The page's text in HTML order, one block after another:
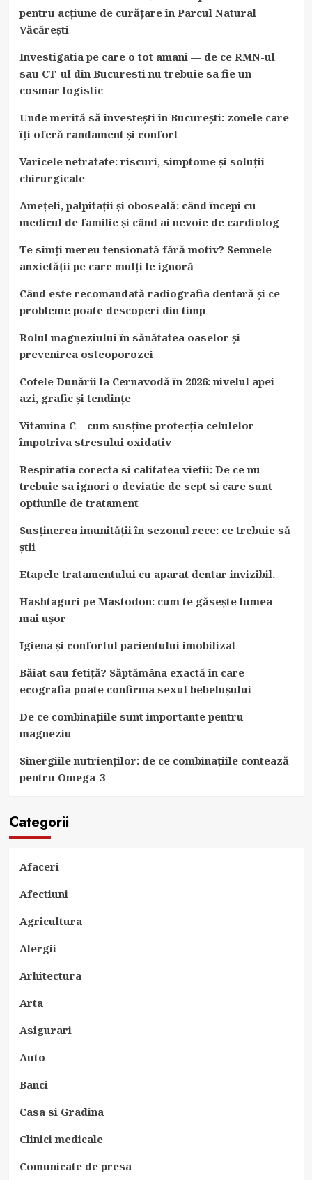
pentru acțiune de curățare în Parcul Natural
Văcărești
Investigatia pe care o tot amani — de ce RMN-ul
sau CT-ul din Bucuresti nu trebuie sa fie un
cosmar logistic
Unde merită să investești în București: zonele care
îți oferă randament și confort
Varicele netratate: riscuri, simptome și soluții
chirurgicale
Amețeli, palpitații și oboseală: când începi cu
medicul de familie și când ai nevoie de cardiolog
Te simți mereu tensionată fără motiv? Semnele
anxietății pe care mulți le ignoră
Când este recomandată radiografia dentară și ce
probleme poate descoperi din timp
Rolul magneziului în sănătatea oaselor și
prevenirea osteoporozei
Cotele Dunării la Cernavodă în 2026: nivelul apei
azi, grafic și tendințe
Vitamina C – cum susține protecția celulelor
împotriva stresului oxidativ
Respiratia corecta si calitatea vietii: De ce nu
trebuie sa ignori o deviatie de sept si care sunt
optiunile de tratament
Susținerea imunității în sezonul rece: ce trebuie să
știi
Etapele tratamentului cu aparat dentar invizibil.
Hashtaguri pe Mastodon: cum te găsește lumea
mai ușor
Igiena și confortul pacientului imobilizat
Băiat sau fetiță? Săptămâna exactă în care
ecografia poate confirma sexul bebelușului
De ce combinațiile sunt importante pentru
magneziu
Sinergiile nutrienților: de ce combinațiile contează
pentru Omega-3
Categorii
Afaceri
Afectiuni
Agricultura
Alergii
Arhitectura
Arta
Asigurari
Auto
Banci
Casa si Gradina
Clinici medicale
Comunicate de presa